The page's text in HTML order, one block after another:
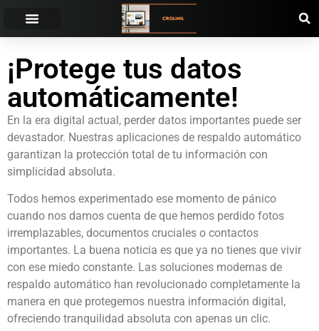
¡Protege tus datos
automáticamente!
En la era digital actual, perder datos importantes puede ser
devastador. Nuestras aplicaciones de respaldo automático
garantizan la protección total de tu información con
simplicidad absoluta.
Todos hemos experimentado ese momento de pánico
cuando nos damos cuenta de que hemos perdido fotos
irremplazables, documentos cruciales o contactos
importantes. La buena noticia es que ya no tienes que vivir
con ese miedo constante. Las soluciones modernas de
respaldo automático han revolucionado completamente la
manera en que protegemos nuestra información digital,
ofreciendo tranquilidad absoluta con apenas un clic.